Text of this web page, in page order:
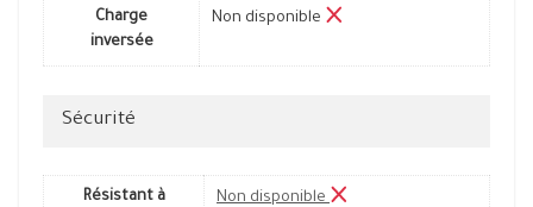
Charge
inversée
Non disponible
Sécurité
Résistant à
Non disponible